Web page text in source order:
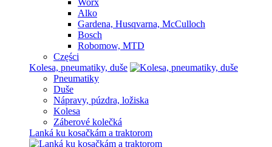
Worx
Alko
Gardena, Husqvarna, McCulloch
Bosch
Robomow, MTD
Części
Kolesa, pneumatiky, duše
Pneumatiky
Duše
Nápravy, púzdra, ložiska
Kolesa
Záberové kolečká
Lanká ku kosačkám a traktorom